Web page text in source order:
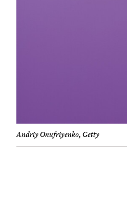
Andriy Onufriyenko, Getty